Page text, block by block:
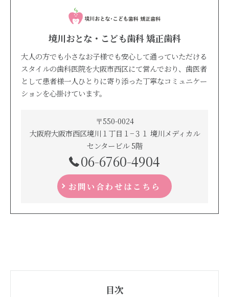
境川おとな・こども歯科 矯正歯科
大人の方でも小さなお子様でも安心して通っていただける
スタイルの歯科医院を大阪市西区にて営んでおり、歯医者
として患者様一人ひとりに寄り添った丁寧なコミュニケー
ションを心掛けています。
〒550-0024
大阪府大阪市西区境川１丁目１−３１ 境川メディカル
センタービル 5階
06-6760-4904
お問い合わせはこちら
目次